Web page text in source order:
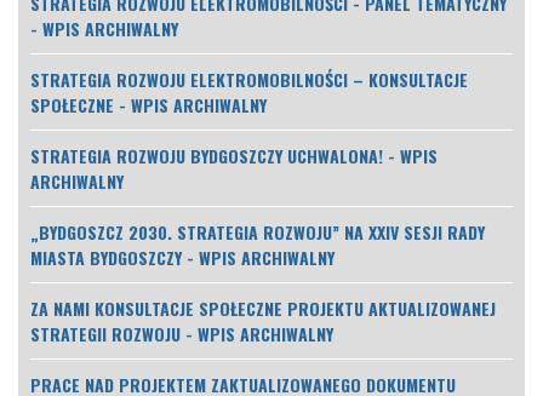
- WPIS ARCHIWALNY
STRATEGIA ROZWOJU ELEKTROMOBILNOŚCI – KONSULTACJE
SPOŁECZNE - WPIS ARCHIWALNY
STRATEGIA ROZWOJU BYDGOSZCZY UCHWALONA! - WPIS
ARCHIWALNY
„BYDGOSZCZ 2030. STRATEGIA ROZWOJU” NA XXIV SESJI RADY
MIASTA BYDGOSZCZY - WPIS ARCHIWALNY
ZA NAMI KONSULTACJE SPOŁECZNE PROJEKTU AKTUALIZOWANEJ
STRATEGII ROZWOJU - WPIS ARCHIWALNY
PRACE NAD PROJEKTEM ZAKTUALIZOWANEGO DOKUMENTU